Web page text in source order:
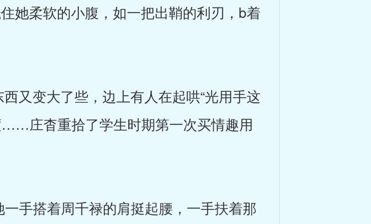
她柔软的小腹，如一把出鞘的利刃，b着
又变大了些，边上有人在起哄“光用手这
庄杳重拾了学生时期第一次买情趣用
手搭着周千禄的肩挺起腰，一手扶着那